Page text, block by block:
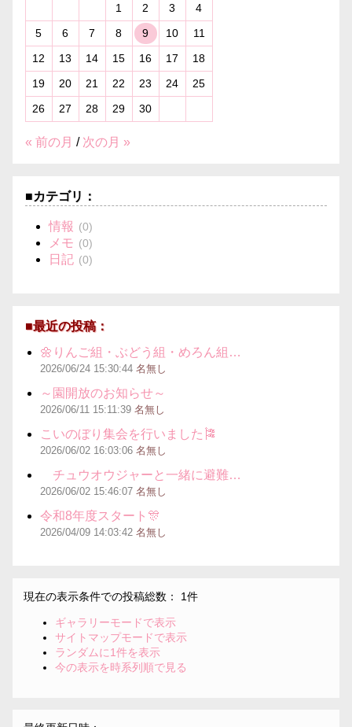
1 2 3
4
5
6 7 8 9 10
11
12
13 14 15 16 17
18
19
20 21 22 23 24
25
26
27 28 29 30
« 前の月 / 次の月 »
■カテゴリ：
情報 (0)
メモ (0)
日記 (0)
■最近の投稿：
🌼りんご組・ぶどう組・めろん組…
2026/06/24 15:30:44 名無し
～園開放のお知らせ～
2026/06/11 15:11:39 名無し
こいのぼり集会を行いました🎏
2026/06/02 16:03:06 名無し
チュウオウジャーと一緒に避難…
2026/06/02 15:46:07 名無し
令和8年度スタート🎊
2026/04/09 14:03:42 名無し
現在の表示条件での投稿総数： 1件
ギャラリーモードで表示
サイトマップモードで表示
ランダムに1件を表示
今の表示を時系列順で見る